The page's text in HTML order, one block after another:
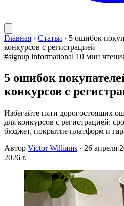
Главная › Статьи › 5 ошибок
конкурсов с регистрацией
#signup informational 10 мин
5 ошибок
конкурсов с
Избегайте пяти дорогостоящих
для конкурсов с регистрацией:
бюджет, покрытие платформ и
Автор Victor Williams · 26 апреля
2026 г.